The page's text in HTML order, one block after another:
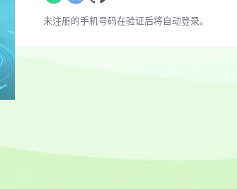
未注册的手机号码在验证后将自动登录。